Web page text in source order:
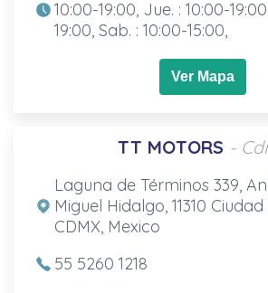
10:00-19:00, Jue. : 10:00-
19:00, Sab. : 10:00-15:00,
Ver Mapa
TT MOTORS -
Laguna de Términos 339,
Miguel Hidalgo, 11310
CDMX, Mexico
55 5260 1218